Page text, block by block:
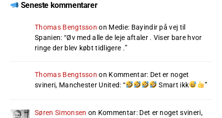
Seneste kommentarer
Thomas Bengtsson on Medie: Bayindir på vej til
Spanien: “Øv med alle de leje aftaler . Viser bare hvor
ringe der blev købt tidligere .”
Thomas Bengtsson on Kommentar: Det er noget
svineri, Manchester United: “ Smart ikk ”
Søren Simonsen on Kommentar: Det er noget svineri,